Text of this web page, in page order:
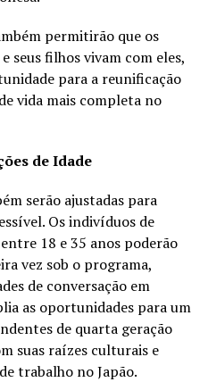
permitirão que os
seus filhos vivam com eles,
para a reunificação
vida mais completa no
de Idade
serão ajustadas para
Os indivíduos de
18 e 35 anos poderão
vez sob o programa,
de conversação em
as oportunidades para um
de quarta geração
suas raízes culturais e
trabalho no Japão.